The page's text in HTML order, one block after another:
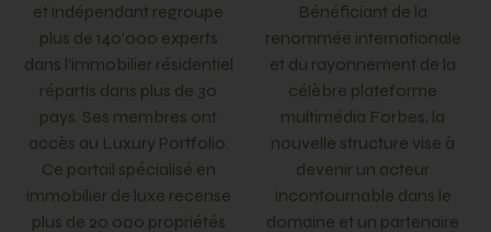
et indépendant regroupe
plus de 140’000 experts
dans l’immobilier résidentiel
répartis dans plus de 30
pays. Ses membres ont
accès au Luxury Portfolio.
Ce portail spécialisé en
immobilier de luxe recense
plus de 20 000 propriétés
Bénéficiant de la
renommée internationale
et du rayonnement de la
célèbre plateforme
multimédia Forbes, la
nouvelle structure vise à
devenir un acteur
incontournable dans le
domaine et un partenaire